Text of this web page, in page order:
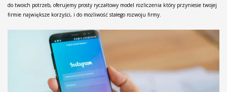
do twoich potrzeb, oferujemy prosty ryczałtowy model rozliczenia który przyniesie twojej
firmie największe korzyści, i do możliwość stałego rozwoju firmy.